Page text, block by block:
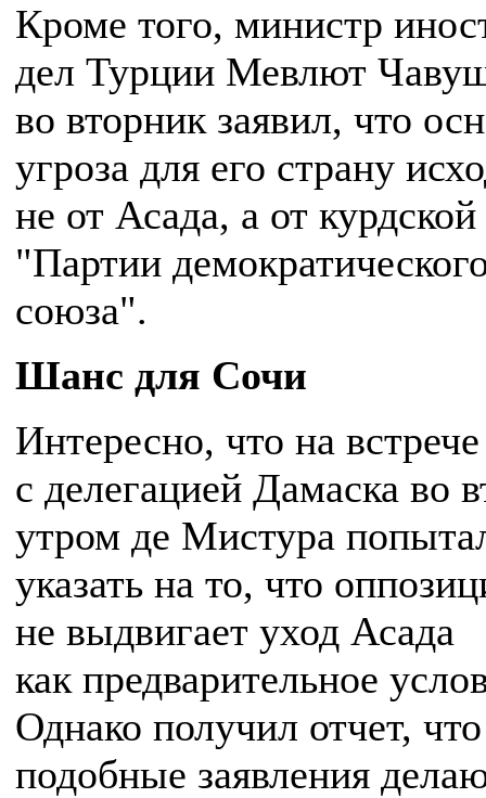
Кроме того, министр
дел Турции Мевлют
во вторник заявил, что
угроза для его страну
не от Асада, а от курдской
"Партии
союза".
Шанс для Сочи
Интересно, что на встрече
с делегацией Дамаска во
утром де Мистура
указать на то, что
не выдвигает уход Асада
как предварительное
Однако получил отчет, что
подобные заявления